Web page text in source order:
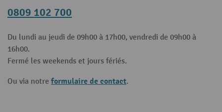
0809 102 700
Du lundi au jeudi de 09h00 à 17h00, vendredi de 09h00 à
16h00.
Fermé les weekends et jours fériés.
Ou via notre formulaire de contact.